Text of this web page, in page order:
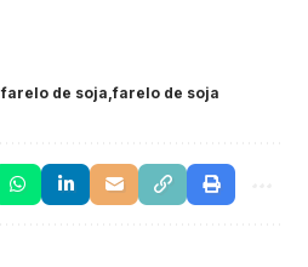
de soja farelo de soja